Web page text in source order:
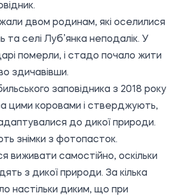
двом родинам, які оселилися
та селі Луб’янка неподалік. У
померли, і стадо почало жити
здичавівши.
заповідника з 2018 року
цими коровами і стверджують,
до дикої природи.
знімки з фотопасток.
виживати самостійно, оскільки
з дикої природи. За кілька
настільки диким, що при